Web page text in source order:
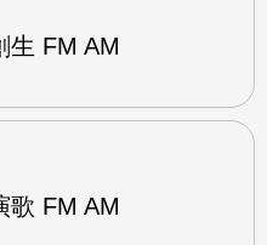
生 FM AM
歌 FM AM